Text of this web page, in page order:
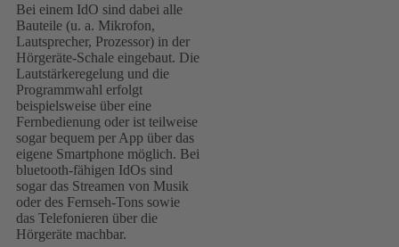
Bei einem IdO sind dabei alle
Bauteile (u. a. Mikrofon,
Lautsprecher, Prozessor) in der
Hörgeräte-Schale eingebaut. Die
Lautstärkeregelung und die
Programmwahl erfolgt
beispielsweise über eine
Fernbedienung oder ist teilweise
sogar bequem per App über das
eigene Smartphone möglich. Bei
bluetooth-fähigen IdOs sind
sogar das Streamen von Musik
oder des Fernseh-Tons sowie
das Telefonieren über die
Hörgeräte machbar.